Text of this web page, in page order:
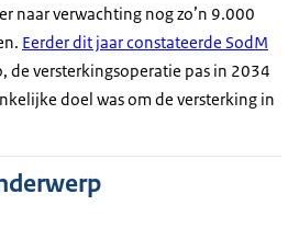
naar verwachting nog zo’n 9.000
Eerder dit jaar constateerde SodM
de versterkingsoperatie pas in 2034
doel was om de versterking in